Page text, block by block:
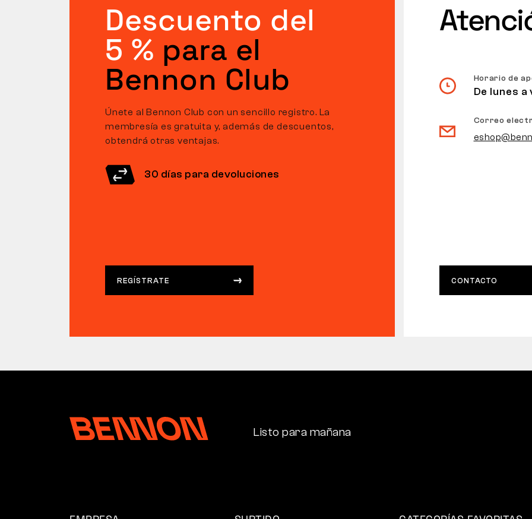
Descuento del
5 % para el
Bennon Club
Únete al Bennon Club con un sencillo registro. La
membresía es gratuita y, además de descuentos,
obtendrá otras ventajas.
30 días para devoluciones
REGÍSTRATE
Horario de
De lunes
Correo
CONTACTO
Listo para mañana